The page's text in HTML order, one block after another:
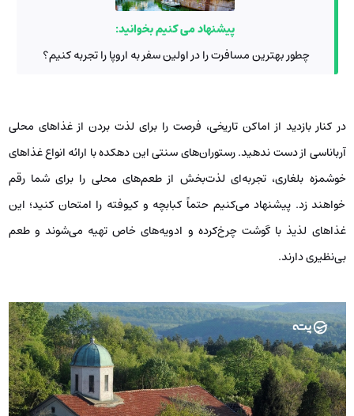
پیشنهاد می کنیم بخوانید:
چطور بهترین مسافرت را در اولین سفر به اروپا را تجربه کنیم؟
در کنار بازدید از اماکن تاریخی، فرصت را برای لذت بردن از غذاهای محلی
آرباناسی از دست ندهید. رستوران‌های سنتی این دهکده با ارائه انواع غذاهای
خوشمزه بلغاری، تجربه‌ای لذت‌بخش از طعم‌های محلی را برای شما رقم
خواهند زد. پیشنهاد می‌کنیم حتماً کبابچه و کیوفته را امتحان کنید؛ این
غذاهای لذیذ با گوشت چرخ‌کرده و ادویه‌های خاص تهیه می‌شوند و طعم
بی‌نظیری دارند.